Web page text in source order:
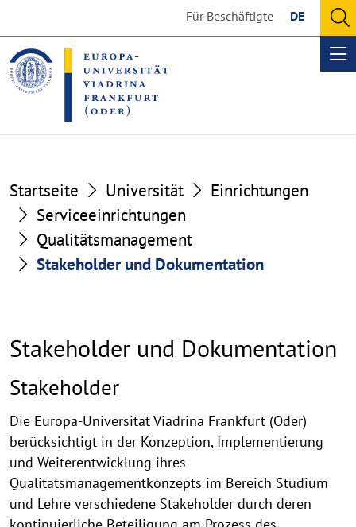
the
content
section
the
footer
section
Für Beschäftigte DE
Startseite Universität
Einrichtungen
Serviceeinrichtungen
Qualitätsmanagement
Stakeholder und Dokumentation
Stakeholder und Dokumentation
Stakeholder
Die Europa-Universität Viadrina Frankfurt (Oder)
berücksichtigt in der Konzeption, Implementierung
und Weiterentwicklung ihres
Qualitätsmanagementkonzepts im Bereich Studium
und Lehre verschiedene Stakeholder durch deren